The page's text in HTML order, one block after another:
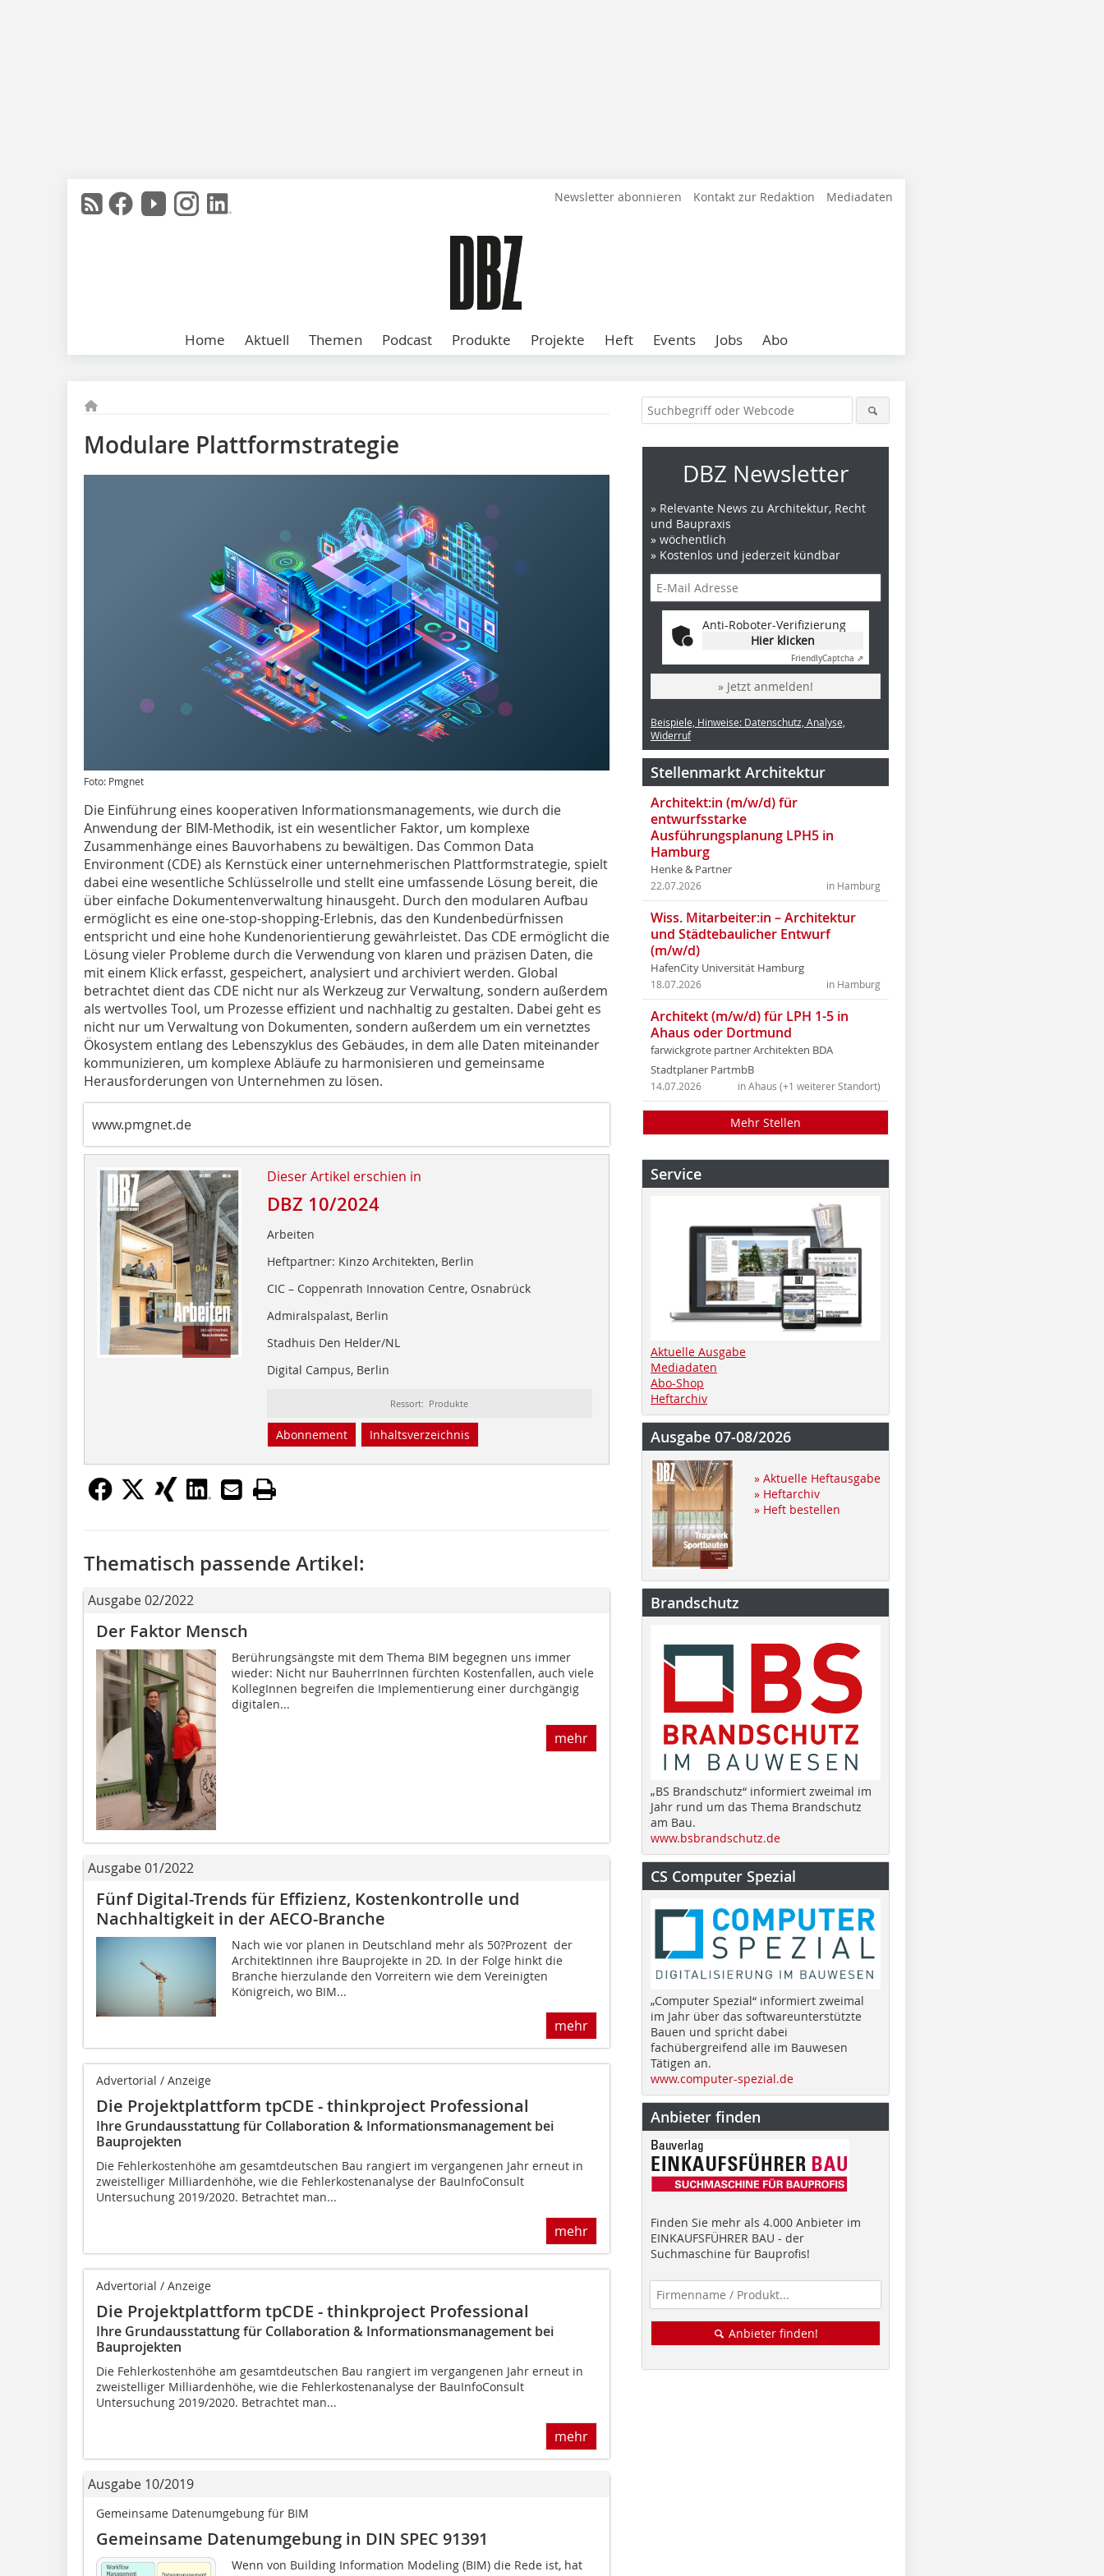
Newsletter abonnieren Kontakt zur Redaktion Mediadaten
Home Aktuell Themen Podcast Produkte Projekte Heft Events Jobs Abo
Modulare Plattformstrategie
Foto: Pmgnet
Die Einführung eines kooperativen Informationsmanagements, wie durch die
Anwendung der BIM-Methodik, ist ein wesentlicher Faktor, um komplexe
Zusammenhänge eines Bauvorhabens zu bewältigen. Das Common Data
Environment (CDE) als Kernstück einer unternehmerischen Plattformstrategie, spielt
dabei eine wesentliche Schlüsselrolle und stellt eine umfassende Lösung bereit, die
über einfache Dokumentenverwaltung hinausgeht. Durch den modularen Aufbau
ermöglicht es eine one-stop-shopping-Erlebnis, das den Kundenbedürfnissen
entspricht und eine hohe Kundenorientierung gewährleistet. Das CDE ermöglicht die
Lösung vieler Probleme durch die Verwendung von klaren und präzisen Daten, die
mit einem Klick erfasst, gespeichert, analysiert und archiviert werden. Global
betrachtet dient das CDE nicht nur als Werkzeug zur Verwaltung, sondern außerdem
als wertvolles Tool, um Prozesse effizient und nachhaltig zu gestalten. Dabei geht es
nicht nur um Verwaltung von Dokumenten, sondern außerdem um ein vernetztes
Ökosystem entlang des Lebenszyklus des Gebäudes, in dem alle Daten miteinander
kommunizieren, um komplexe Abläufe zu harmonisieren und gemeinsame
Herausforderungen von Unternehmen zu lösen.
www.pmgnet.de
Dieser Artikel erschien in
DBZ 10/2024
Arbeiten
Heftpartner: Kinzo Architekten, Berlin
CIC – Coppenrath Innovation Centre, Osnabrück
Admiralspalast, Berlin
Stadhuis Den Helder/NL
Digital Campus, Berlin
Ressort: Produkte
Abonnement Inhaltsverzeichnis
Thematisch passende Artikel:
Ausgabe 02/2022
Der Faktor Mensch
Berührungsängste mit dem Thema BIM begegnen uns immer
wieder: Nicht nur BauherrInnen fürchten Kostenfallen, auch viele
KollegInnen begreifen die Implementierung einer durchgängig
digitalen...
mehr
Ausgabe 01/2022
Fünf Digital-Trends für Effizienz, Kostenkontrolle und
Nachhaltigkeit in der AECO-Branche
Nach wie vor planen in Deutschland mehr als 50?Prozent der
ArchitektInnen ihre Bauprojekte in 2D. In der Folge hinkt die
Branche hierzulande den Vorreitern wie dem Vereinigten
Königreich, wo BIM...
mehr
Advertorial / Anzeige
Die Projektplattform tpCDE - thinkproject Professional
Ihre Grundausstattung für Collaboration & Informationsmanagement bei
Bauprojekten
Die Fehlerkostenhöhe am gesamtdeutschen Bau rangiert im vergangenen Jahr erneut in
zweistelliger Milliardenhöhe, wie die Fehlerkostenanalyse der BauInfoConsult
Untersuchung 2019/2020. Betrachtet man...
mehr
Advertorial / Anzeige
Die Projektplattform tpCDE - thinkproject Professional
Ihre Grundausstattung für Collaboration & Informationsmanagement bei
Bauprojekten
Die Fehlerkostenhöhe am gesamtdeutschen Bau rangiert im vergangenen Jahr erneut in
zweistelliger Milliardenhöhe, wie die Fehlerkostenanalyse der BauInfoConsult
Untersuchung 2019/2020. Betrachtet man...
mehr
Ausgabe 10/2019
Gemeinsame Datenumgebung für BIM
Gemeinsame Datenumgebung in DIN SPEC 91391
Wenn von Building Information Modeling (BIM) die Rede ist, hat
DBZ Newsletter
» Relevante News zu Architektur, Recht
und Baupraxis
» wöchentlich
» Kostenlos und jederzeit kündbar
Anti-Roboter-Verifizierung
Hier klicken
FriendlyCaptcha ⇗
» Jetzt anmelden!
Beispiele, Hinweise: Datenschutz, Analyse,
Widerruf
Stellenmarkt Architektur
Architekt:in (m/w/d) für
entwurfsstarke
Ausführungsplanung LPH5 in
Hamburg
Henke & Partner
in Hamburg
22.07.2026
Wiss. Mitarbeiter:in – Architektur
und Städtebaulicher Entwurf
(m/w/d)
HafenCity Universität Hamburg
in Hamburg
18.07.2026
Architekt (m/w/d) für LPH 1-5 in
Ahaus oder Dortmund
farwickgrote partner Architekten BDA
Stadtplaner PartmbB
in Ahaus (+1 weiterer Standort)
14.07.2026
Mehr Stellen
Service
Aktuelle Ausgabe
Mediadaten
Abo-Shop
Heftarchiv
Ausgabe 07-08/2026
» Aktuelle Heftausgabe
» Heftarchiv
» Heft bestellen
Brandschutz
„BS Brandschutz“ informiert zweimal im
Jahr rund um das Thema Brandschutz
am Bau.
www.bsbrandschutz.de
CS Computer Spezial
„Computer Spezial“ informiert zweimal
im Jahr über das softwareunterstützte
Bauen und spricht dabei
fachübergreifend alle im Bauwesen
Tätigen an.
www.computer-spezial.de
Anbieter finden
Finden Sie mehr als 4.000 Anbieter im
EINKAUFSFÜHRER BAU - der
Suchmaschine für Bauprofis!
Anbieter finden!